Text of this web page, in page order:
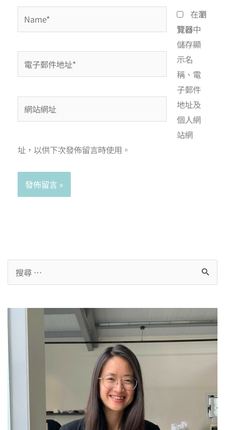
在瀏
覽器中
儲存顯
示名
稱、電
子郵件
地址及
個人網
站網
址，以供下次發佈留言時使用。